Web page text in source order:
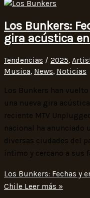
Los Bunkers:
gira acústica
Tendencias / 2025,
Musica, News, Noticias
Los Bunkers han
una nueva gira
reciente MTV
nacional ha anunciado
diversas ciudades del
íntimo y cercano a sus
Los Bunkers: Fechas y
Chile Leer más »